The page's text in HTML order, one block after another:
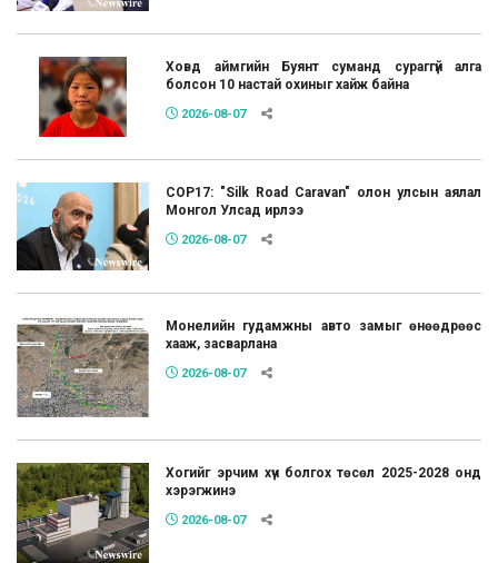
Ховд аймгийн Буянт суманд сураггүй алга
болсон 10 настай охиныг хайж байна
2026-08-07
COP17: "Silk Road Caravan" олон улсын аялал
Монгол Улсад ирлээ
2026-08-07
Монелийн гудамжны авто замыг өнөөдрөөс
хааж, засварлана
2026-08-07
Хогийг эрчим хүч болгох төсөл 2025-2028 онд
хэрэгжинэ
2026-08-07